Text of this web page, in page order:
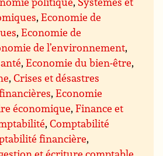
,Economie de
,Economie de
de l’environnement,
,Economie du bien-être,
,Crises et désastres
,Economie
économique,Finance et
,Comptabilité
financière,